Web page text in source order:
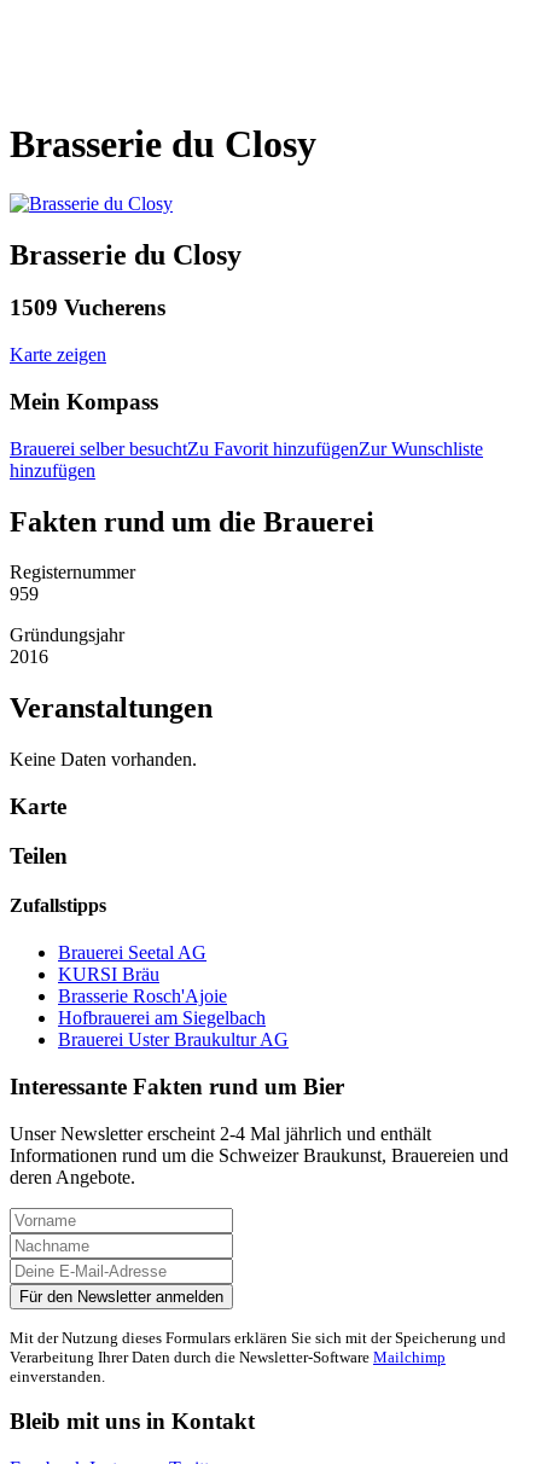
Brasserie du Closy
Brasserie du Closy
1509 Vucherens
Karte zeigen
Mein Kompass
Brauerei selber besuchtZu Favorit hinzufügenZur Wunschliste
hinzufügen
Fakten rund um die Brauerei
Registernummer
959
Gründungsjahr
2016
Veranstaltungen
Keine Daten vorhanden.
Karte
Teilen
Zufallstipps
Brauerei Seetal AG
KURSI Bräu
Brasserie Rosch'Ajoie
Hofbrauerei am Siegelbach
Brauerei Uster Braukultur AG
Interessante Fakten rund um Bier
Unser Newsletter erscheint 2-4 Mal jährlich und enthält
Informationen rund um die Schweizer Braukunst, Brauereien und
deren Angebote.
Mit der Nutzung dieses Formulars erklären Sie sich mit der Speicherung und
Verarbeitung Ihrer Daten durch die Newsletter-Software Mailchimp
einverstanden.
Bleib mit uns in Kontakt